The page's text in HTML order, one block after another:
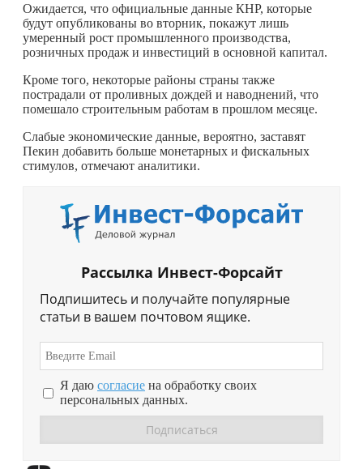
Ожидается, что официальные данные КНР, которые
будут опубликованы во вторник, покажут лишь
умеренный рост промышленного производства,
розничных продаж и инвестиций в основной капитал.
Кроме того, некоторые районы страны также
пострадали от проливных дождей и наводнений, что
помешало строительным работам в прошлом месяце.
Слабые экономические данные, вероятно, заставят
Пекин добавить больше монетарных и фискальных
стимулов, отмечают аналитики.
Рассылка Инвест-Форсайт
Подпишитесь и получайте популярные
статьи в вашем почтовом ящике.
Я даю согласие на обработку своих
персональных данных.